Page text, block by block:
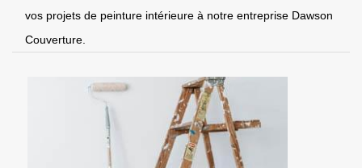
vos projets de peinture intérieure à notre entreprise Dawson
Couverture.